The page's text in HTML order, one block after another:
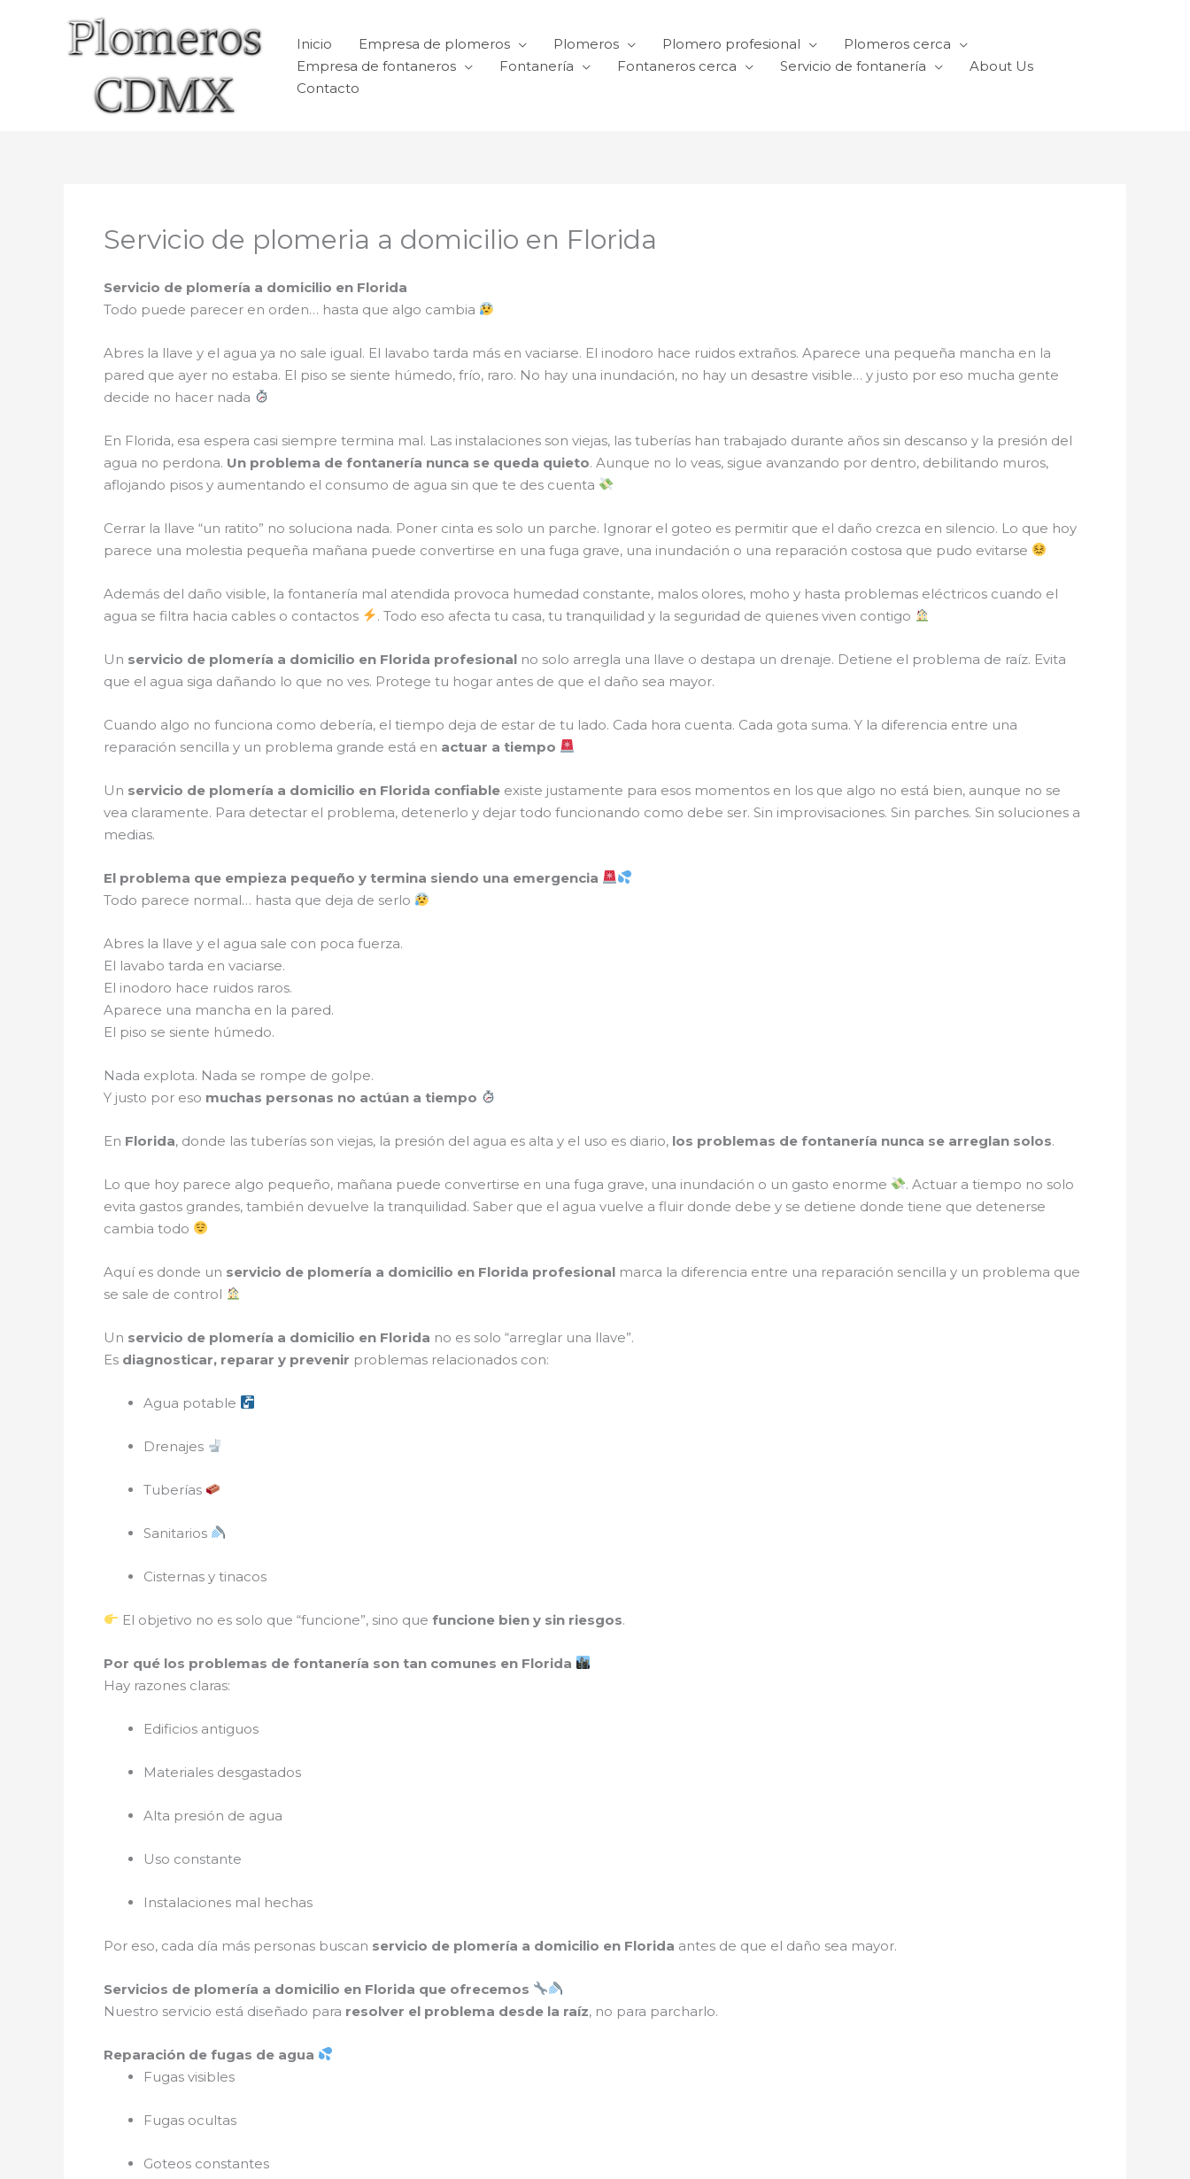
Inicio Empresa de plomeros Plomeros Plomero profesional
Plomeros cerca
Empresa de fontaneros
Fontanería Fontaneros cerca Servicio de fontanería
About Us
Contacto
Servicio de plomeria a domicilio en Florida
Servicio de plomería a domicilio en Florida
Todo puede parecer en orden… hasta que algo cambia
Abres la llave y el agua ya no sale igual. El lavabo tarda más en vaciarse. El inodoro hace ruidos extraños. Aparece una pequeña mancha en la
pared que ayer no estaba. El piso se siente húmedo, frío, raro. No hay una inundación, no hay un desastre visible… y justo por eso mucha gente
decide no hacer nada
En Florida, esa espera casi siempre termina mal. Las instalaciones son viejas, las tuberías han trabajado durante años sin descanso y la presión del
agua no perdona. Un problema de fontanería nunca se queda quieto. Aunque no lo veas, sigue avanzando por dentro, debilitando muros,
aflojando pisos y aumentando el consumo de agua sin que te des cuenta
Cerrar la llave “un ratito” no soluciona nada. Poner cinta es solo un parche. Ignorar el goteo es permitir que el daño crezca en silencio. Lo que hoy
parece una molestia pequeña mañana puede convertirse en una fuga grave, una inundación o una reparación costosa que pudo evitarse
Además del daño visible, la fontanería mal atendida provoca humedad constante, malos olores, moho y hasta problemas eléctricos cuando el
agua se filtra hacia cables o contactos
. Todo eso afecta tu casa, tu tranquilidad y la seguridad de quienes viven contigo
Un servicio de plomería a domicilio en Florida profesional no solo arregla una llave o destapa un drenaje. Detiene el problema de raíz. Evita
que el agua siga dañando lo que no ves. Protege tu hogar antes de que el daño sea mayor.
Cuando algo no funciona como debería, el tiempo deja de estar de tu lado. Cada hora cuenta. Cada gota suma. Y la diferencia entre una
reparación sencilla y un problema grande está en actuar a tiempo
Un servicio de plomería a domicilio en Florida confiable existe justamente para esos momentos en los que algo no está bien, aunque no se
vea claramente. Para detectar el problema, detenerlo y dejar todo funcionando como debe ser. Sin improvisaciones. Sin parches. Sin soluciones a
medias.
El problema que empieza pequeño y termina siendo una emergencia
Todo parece normal… hasta que deja de serlo
Abres la llave y el agua sale con poca fuerza.
El lavabo tarda en vaciarse.
El inodoro hace ruidos raros.
Aparece una mancha en la pared.
El piso se siente húmedo.
Nada explota. Nada se rompe de golpe.
Y justo por eso muchas personas no actúan a tiempo
En Florida, donde las tuberías son viejas, la presión del agua es alta y el uso es diario, los problemas de fontanería nunca se arreglan solos.
Lo que hoy parece algo pequeño, mañana puede convertirse en una fuga grave, una inundación o un gasto enorme
. Actuar a tiempo no solo
evita gastos grandes, también devuelve la tranquilidad. Saber que el agua vuelve a fluir donde debe y se detiene donde tiene que detenerse
cambia todo
Aquí es donde un servicio de plomería a domicilio en Florida profesional marca la diferencia entre una reparación sencilla y un problema que
se sale de control
Un servicio de plomería a domicilio en Florida no es solo “arreglar una llave”.
Es diagnosticar, reparar y prevenir problemas relacionados con:
Agua potable
Drenajes
Tuberías
Sanitarios
Cisternas y tinacos
El objetivo no es solo que “funcione”, sino quefuncione bien y sin riesgos.
Por qué los problemas de fontanería son tan comunes en Florida
Hay razones claras:
Edificios antiguos
Materiales desgastados
Alta presión de agua
Uso constante
Instalaciones mal hechas
Por eso, cada día más personas buscan servicio de plomería a domicilio en Florida antes de que el daño sea mayor.
Servicios de plomería a domicilio en Florida que ofrecemos
Nuestro servicio está diseñado para resolver el problema desde la raíz, no para parcharlo.
Reparación de fugas de agua
Fugas visibles
Fugas ocultas
Goteos constantes